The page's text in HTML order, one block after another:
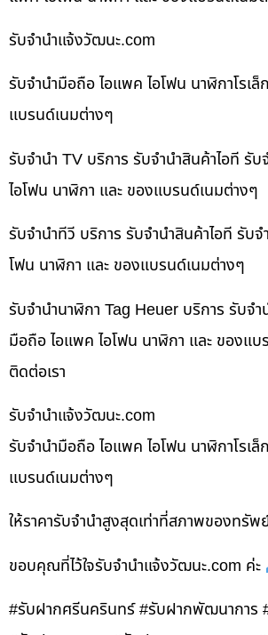
รับจํานําแจ้งวัฒนะ.com
รับจำนำมือถือ ไอแพค ไอโฟน นาฬิกาโรเ
แบรนด์เนมต่างๆ
รับจำนำ TV บริการ รับจำนำสินค้าไอที รั
ไอโฟน นาฬิกา และ ของแบรนด์เนมต่างๆ
รับจำนำทีวี บริการ รับจำนำสินค้าไอที รับ
โฟน นาฬิกา และ ของแบรนด์เนมต่างๆ
รับจำนำนาฬิกา Tag Heuer บริการ รับจำ
มือถือ ไอแพค ไอโฟน นาฬิกา และ ของแบ
ติดต่อเรา
รับจํานําแจ้งวัฒนะ.com
รับจำนำมือถือ ไอแพค ไอโฟน นาฬิกาโรเ
แบรนด์เนมต่างๆ
ให้ราคารับจำนำสูงสุดเท่าที่สภาพของทรัพ
ขอบคุณที่ไว้ใจรับจำนำแจ้งวัฒนะ.com ค่ะ
#รับฝากศรีนครินทร์ #รับฝากพัฒนาการ